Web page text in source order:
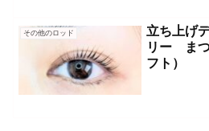
その他のロッド
立ち上げ
リー まつ
フト）